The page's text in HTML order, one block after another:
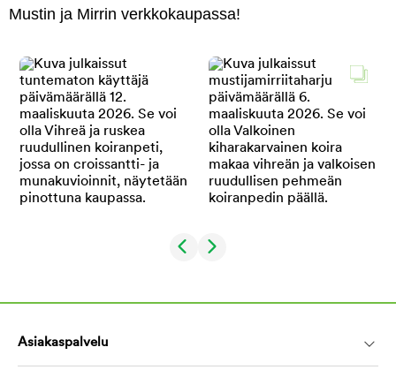
Mustin ja Mirrin verkkokaupassa!
Asiakaspalvelu